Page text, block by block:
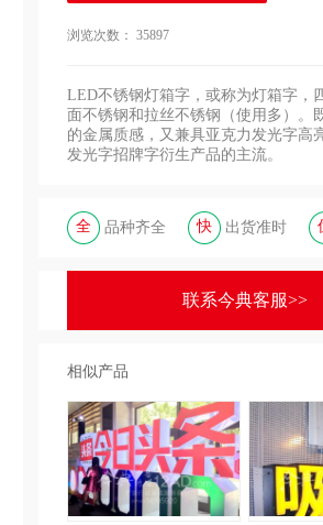
浏览次数： 35897
LED不锈钢灯箱字，或称为灯箱字，
面不锈钢和拉丝不锈钢（使用多）。
的金属质感，又兼具亚克力发光字高
发光字招牌字衍生产品的主流。
全 品种齐全 快 出货准时
联系今典客服>>
相似产品